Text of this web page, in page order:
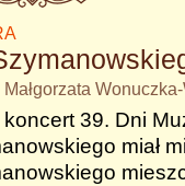
koncert 39. Dni
miał